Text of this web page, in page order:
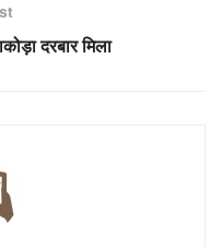
दरबार मिला